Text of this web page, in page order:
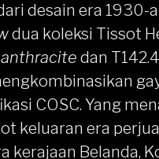
desain era 1930-
dua koleksi Tissot
anthracite dan
COSC. Yang
keluaran era
kerajaan Belanda,